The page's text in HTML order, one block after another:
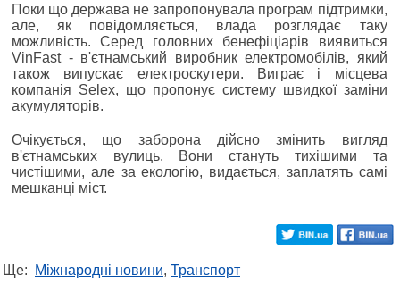
Поки що держава не запропонувала програм підтримки,
але, як повідомляється, влада розглядає таку
можливість. Серед головних бенефіціарів виявиться
VinFast - в'єтнамський виробник електромобілів, який
також випускає електроскутери. Виграє і місцева
компанія Selex, що пропонує систему швидкої заміни
акумуляторів.
Очікується, що заборона дійсно змінить вигляд
в'єтнамських вулиць. Вони стануть тихішими та
чистішими, але за екологію, видається, заплатять самі
мешканці міст.
Ще: Міжнародні новини, Транспорт